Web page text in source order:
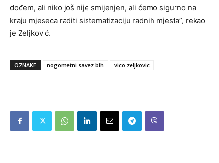
dođem, ali niko još nije smijenjen, ali ćemo sigurno na
kraju mjeseca raditi sistematizaciju radnih mjesta”, rekao
je Zeljković.
OZNAKE nogometni savez bih vico zeljkovic